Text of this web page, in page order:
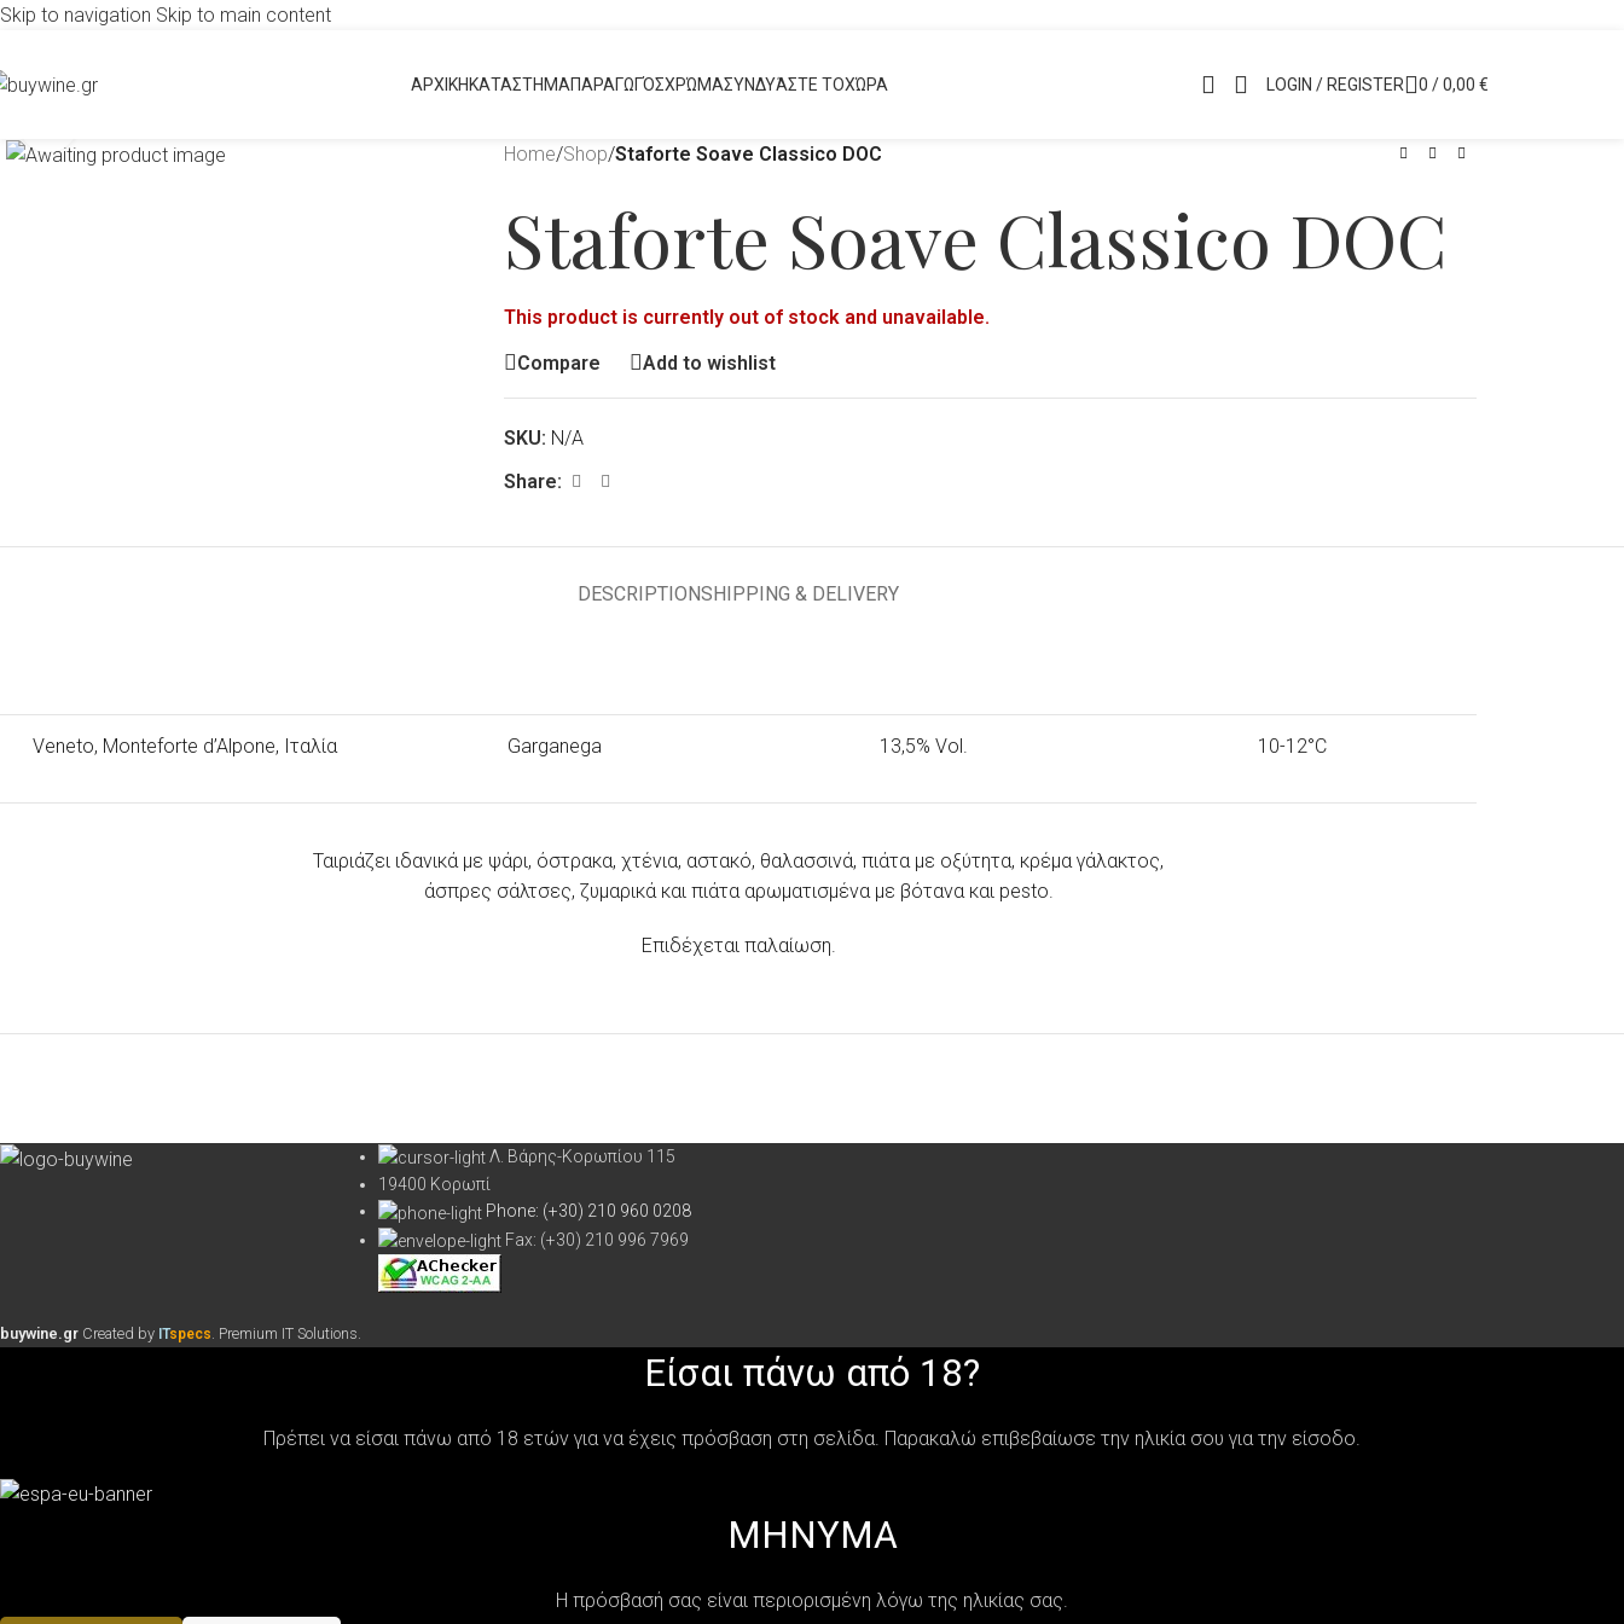
Skip to navigation Skip to main content
ΑΡΧΙΚΗΚΑΤΑΣΤΗΜΑΠΑΡΑΓΩΓΌΣΧΡΏΜΑΣΥΝΔΥΆΣΤΕ ΤΟΧΏΡΑ LOGIN / REGISTER 0 /0,00 €
Home/Shop/Staforte Soave Classico DOC
Staforte Soave Classico DOC
This product is currently out of stock and unavailable.
Compare
Add to wishlist
SKU: N/A
Share:
DESCRIPTIONSHIPPING & DELIVERY
Veneto, Monteforte d’Alpone, Ιταλία Garganega 13,5% Vol. 10-12°C
Ταιριάζει ιδανικά με ψάρι, όστρακα, χτένια, αστακό, θαλασσινά, πιάτα με οξύτητα, κρέμα γάλακτος,
άσπρες σάλτσες, ζυμαρικά και πιάτα αρωματισμένα με βότανα και pesto.
Επιδέχεται παλαίωση.
Λ. Βάρης-Κορωπίου 115
19400 Κορωπί
Phone: (+30) 210 960 0208
Fax: (+30) 210 996 7969
buywine.gr Created by ITspecs . Premium IT Solutions.
Είσαι πάνω από 18?
Πρέπει να είσαι πάνω από 18 ετών για να έχεις πρόσβαση στη σελίδα. Παρακαλώ επιβεβαίωσε την ηλικία σου για την είσοδο.
MHNYMA
Η πρόσβασή σας είναι περιορισμένη λόγω της ηλικίας σας.